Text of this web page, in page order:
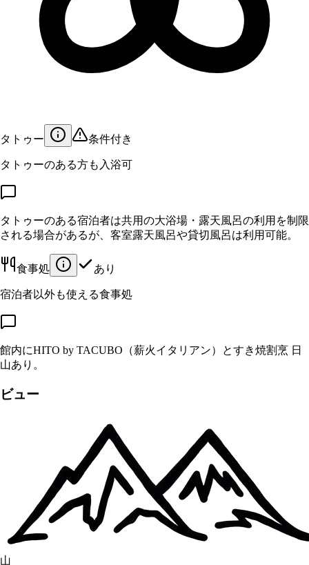
タトゥー 条件付き
タトゥーのある方も入浴可
タトゥーのある宿泊者は共用の大浴場・露天風呂の利用を制限
される場合があるが、客室露天風呂や貸切風呂は利用可能。
食事処 あり
宿泊者以外も使える食事処
館内にHITO by TACUBO（薪火イタリアン）とすき焼割烹 日
山あり。
ビュー
山